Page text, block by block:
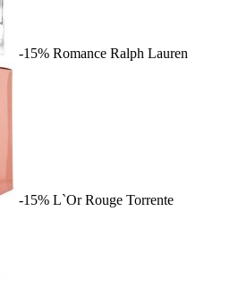
-15% Romance Ralph Lauren
-15% L`Or Rouge Torrente